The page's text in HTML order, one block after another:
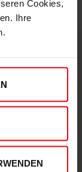
Cookies,
Ihre